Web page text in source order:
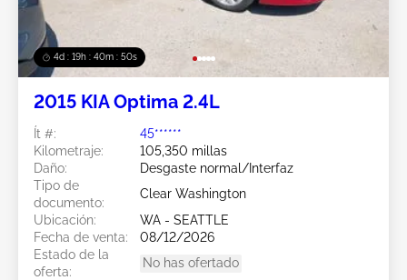
4d : 19h : 40m : 47s
2015 KIA Optima 2.4L
Ít #:
45******
Kilometraje:
105,350 millas
Daño:
Desgaste normal/Interfaz
Tipo de
documento:
Clear Washington
Ubicación:
WA - SEATTLE
Fecha de venta:
08/12/2026
Estado de la
oferta:
No has ofertado